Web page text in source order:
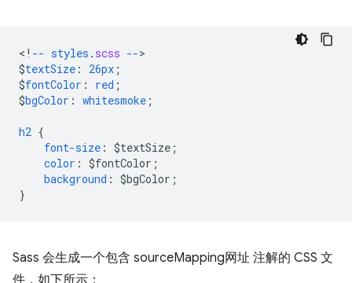
< ! -- styles . scss --
$textSize : 26px ;
$fontColor : red ;
$bgColor : whitesmoke ;
h2 {
font-size : $textSize ;
color : $fontColor ;
background : $bgColor ;
}
Sass 会生成一个包含 sourceMapping网址 注解的 CSS 文
件，如下所示：